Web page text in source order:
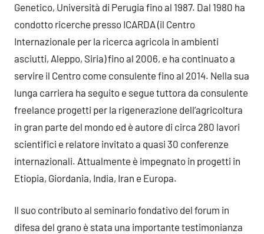
Genetico, Università di Perugia fino al 1987. Dal 1980 ha
condotto ricerche presso ICARDA (il Centro
Internazionale per la ricerca agricola in ambienti
asciutti, Aleppo, Siria) fino al 2006, e ha continuato a
servire il Centro come consulente fino al 2014. Nella sua
lunga carriera ha seguito e segue tuttora da consulente
freelance progetti per la rigenerazione dell’agricoltura
in gran parte del mondo ed è autore di circa 280 lavori
scientifici e relatore invitato a quasi 30 conferenze
internazionali. Attualmente è impegnato in progetti in
Etiopia, Giordania, India, Iran e Europa.
Il suo contributo al seminario fondativo del forum in
difesa del grano è stata una importante testimonianza